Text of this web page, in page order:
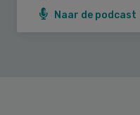
Naar de podcast